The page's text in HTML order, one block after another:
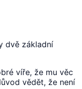
dvě základní
víře, že mu věc
vědět, že není